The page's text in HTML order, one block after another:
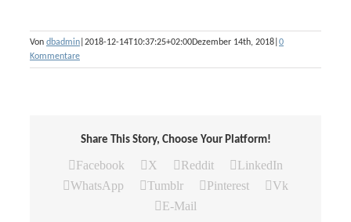
Von dbadmin 2018-12-14T10:37:25+02:00Dezember 14th, 2018 0
Kommentare
Share This Story, Choose Your Platform!
Facebook X Reddit
LinkedIn
WhatsApp
Tumblr Pinterest
Vk
E-Mail